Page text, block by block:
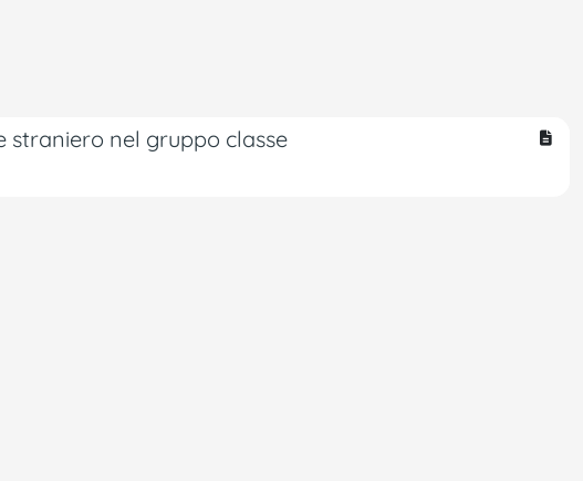
straniero nel gruppo classe